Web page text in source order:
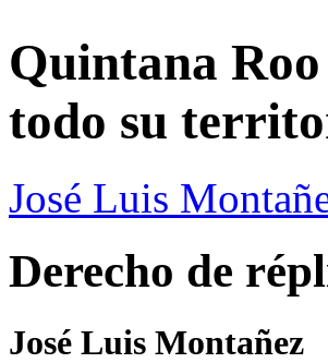
Quintana
todo su
José Luis
Derecho de
José Luis Montañez